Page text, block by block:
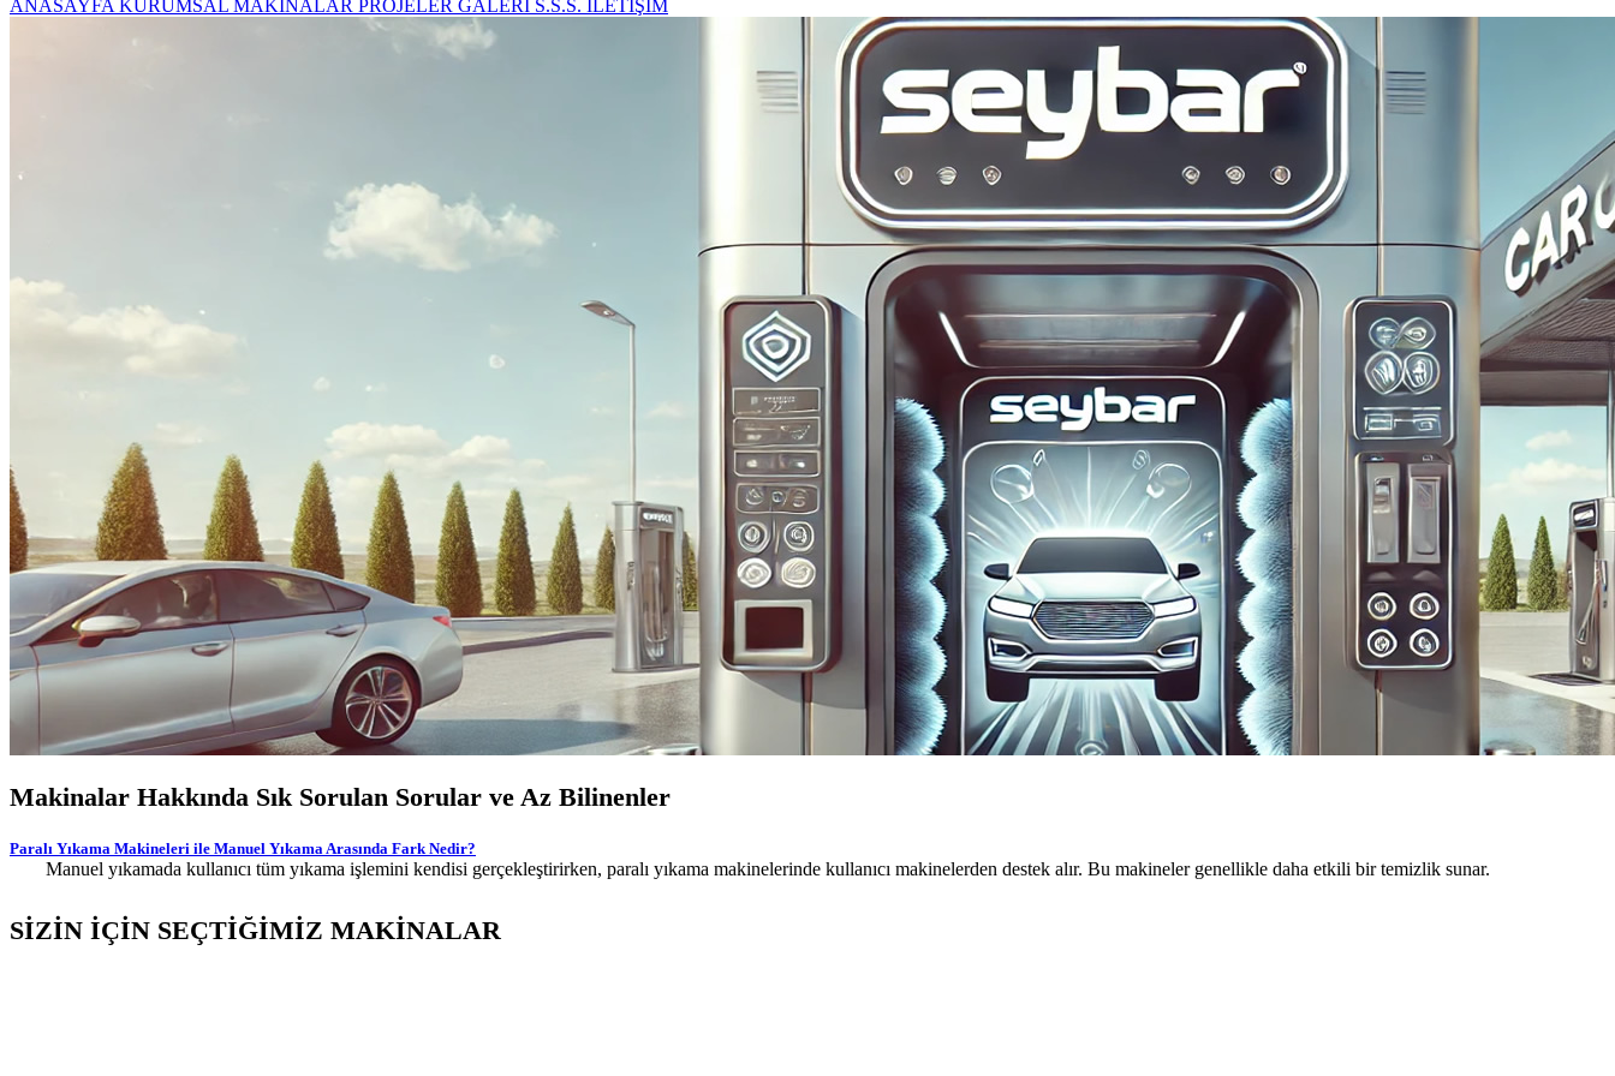
ANASAYFA KURUMSAL MAKİNALAR PROJELER GALERİ S.S.S. İLETİŞİM
Makinalar Hakkında Sık Sorulan Sorular ve Az Bilinenler
Paralı Yıkama Makineleri ile Manuel Yıkama Arasında Fark Nedir?
Manuel yıkamada kullanıcı tüm yıkama işlemini kendisi gerçekleştirirken, paralı yıkama makinelerinde kullanıcı makinelerden destek alır. Bu makineler genellikle daha etkili bir temizlik sunar.
SİZİN İÇİN SEÇTİĞİMİZ MAKİNALAR